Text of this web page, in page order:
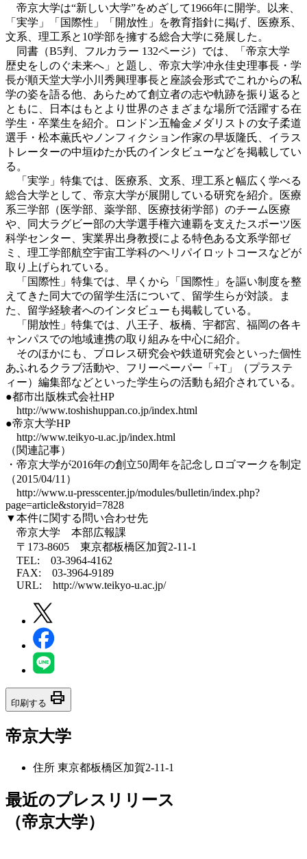
帝京大学は“新しい大学”をめざして1966年に開学。以来、
「実学」「国際性」「開放性」を教育指針に掲げ、医療系、
文系、理工系と10学部を擁する総合大学に発展した。
同書（B5判、フルカラー 132ページ）では、「帝京大学
歴史をしのぐ未来へ」と題し、帝京大学冲永佳史理事長・学
長が順天堂大学小川秀興理事長と座談会形式でこれからの私
学の姿を語る他、あらためて創立者の志や軌跡を振り返ると
ともに、日本はもとより世界のさまざまな場所で活躍する在
学生・卒業生を紹介。ロンドン五輪金メダリストの女子柔道
選手・松本薫氏やノンフィクション作家の早坂隆氏、イラス
トレーターの中垣ゆたか氏のインタビューなどを掲載してい
る。
「実学」特集では、医療系、文系、理工系と幅広く学べる
総合大学として、帝京大学が展開している研究を紹介。医療
系三学部（医学部、薬学部、医療技術学部）のチーム医療
や、同大ラグビー部の大学選手権六連覇を支えたスポーツ医
科学センター、実業界出身教授による特色ある文系学部ゼ
ミ、理工学部航空宇宙工学科のヘリパイロットコースなどが
取り上げられている。
「国際性」特集では、早くから「国際性」を謳い制度を整
えてきた同大での留学生活について、留学生らが対談。ま
た、留学経験者へのインタビューも掲載している。
「開放性」特集では、八王子、板橋、宇都宮、福岡の各キ
ャンパスでの地域連携の取り組みを中心に紹介。
そのほかにも、プロレス研究会や鉄道研究会といった個性
あふれるクラブ活動や、フリーペーパー「+T」（プラステ
ィー）編集部などといった学生らの活動も紹介されている。
●都市出版株式会社HP
http://www.toshishuppan.co.jp/index.html
●帝京大学HP
http://www.teikyo-u.ac.jp/index.html
（関連記事）
・帝京大学が2016年の創立50周年を記念しロゴマークを制定
（2015/04/11）
http://www.u-presscenter.jp/modules/bulletin/index.php?
page=article&storyid=7828
▼本件に関する問い合わせ先
帝京大学 本部広報課
〒173-8605 東京都板橋区加賀2-11-1
TEL: 03-3964-4162
FAX: 03-3964-9189
URL: http://www.teikyo-u.ac.jp/
印刷する print
帝京大学
住所 東京都板橋区加賀2-11-1
最近のプレスリリース
（帝京大学）